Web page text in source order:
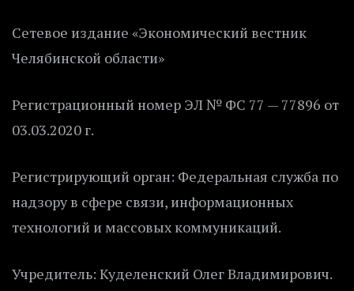
Сетевое издание «Экономический вестник
Челябинской области»
Регистрационный номер ЭЛ № ФС 77 — 77896 от
03.03.2020 г.
Регистрирующий орган: Федеральная служба по
надзору в сфере связи, информационных
технологий и массовых коммуникаций.
Учредитель: Куделенский Олег Владимирович.